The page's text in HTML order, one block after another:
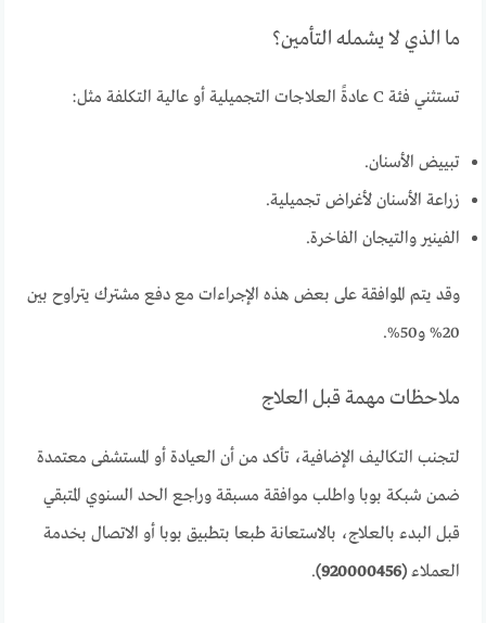
ما الذي لا يشمله التأمين؟
تستثني فئة C عادةً العلاجات التجميلية أو عالية التكلفة مثل:
تبييض الأسنان.
زراعة الأسنان لأغراض تجميلية.
الفينير والتيجان الفاخرة.
وقد يتم الموافقة على بعض هذه الإجراءات مع دفع مشترك يتراوح بين
20% و50%.
ملاحظات مهمة قبل العلاج
لتجنب التكاليف الإضافية، تأكد من أن العيادة أو المستشفى معتمدة
ضمن شبكة بوبا واطلب موافقة مسبقة وراجع الحد السنوي المتبقي
قبل البدء بالعلاج، بالاستعانة طبعا بتطبيق بوبا أو الاتصال بخدمة
العملاء(920000456)
.